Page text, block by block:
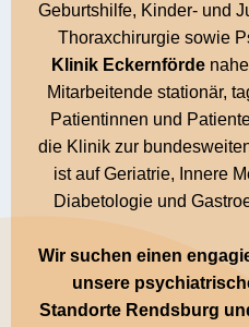
Geburtshilfe, Kinder- und
Thoraxchirurgie sowie
Klinik Eckernförde
Mitarbeitende stationär,
Patientinnen und
die Klinik zur
ist auf Geriatrie, Innere
Diabetologie und
Wir suchen einen
unsere
Standorte Rendsburg